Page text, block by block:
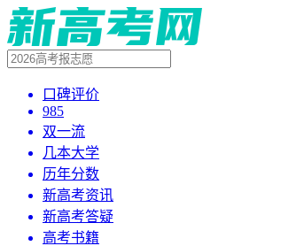
口碑评价
985
双一流
几本大学
历年分数
新高考资讯
新高考答疑
高考书籍